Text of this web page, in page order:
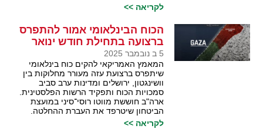
לקריאה >>
הכוח הבינלאומי אמור להתפרס
ברצועה בתחילת חודש ינואר
5 ב נובמבר 2025
המאמץ האמריקאי להקים כוח בינלאומי
שיתפרס ברצועת עזה מעורר מחלוקות בין
וושינגטון, ירושלים ומדינות ערב סביב
סמכויות הכוח ותפקיד הרשות הפלסטינית.
ארה"ב חוששת מווטו רוסי־סיני במועצת
הביטחון שיטרפד את העברת ההחלטה.
לקריאה >>